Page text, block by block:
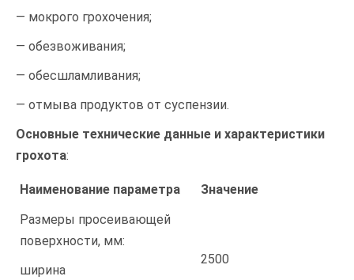
— мокрого грохочения;
— обезвоживания;
— обесшламливания;
— отмыва продуктов от суспензии.
Основные технические данные и характеристики
грохота:
Наименование параметра
Значение
Размеры просеивающей
поверхности, мм:
ширина
2500